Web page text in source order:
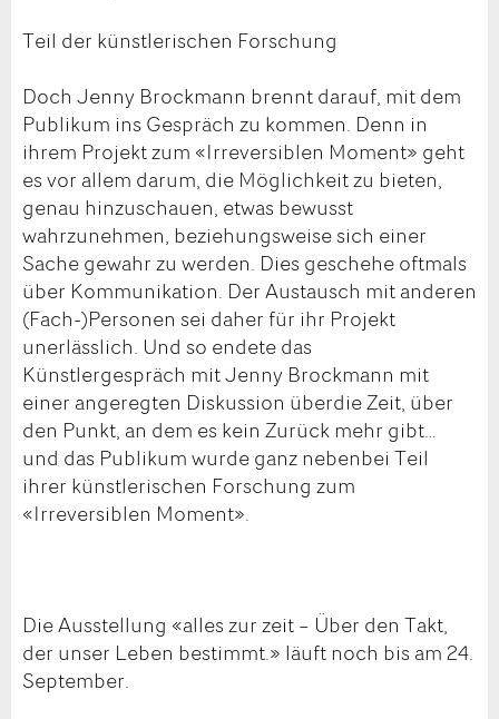
Teil der künstlerischen Forschung
Doch Jenny Brockmann brennt darauf, mit dem
Publikum ins Gespräch zu kommen. Denn in
ihrem Projekt zum «Irreversiblen Moment» geht
es vor allem darum, die Möglichkeit zu bieten,
genau hinzuschauen, etwas bewusst
wahrzunehmen, beziehungsweise sich einer
Sache gewahr zu werden. Dies geschehe oftmals
über Kommunikation. Der Austausch mit anderen
(Fach-)Personen sei daher für ihr Projekt
unerlässlich. Und so endete das
Künstlergespräch mit Jenny Brockmann mit
einer angeregten Diskussion überdie Zeit, über
den Punkt, an dem es kein Zurück mehr gibt…
und das Publikum wurde ganz nebenbei Teil
ihrer künstlerischen Forschung zum
«Irreversiblen Moment».
Die Ausstellung «alles zur zeit – Über den Takt,
der unser Leben bestimmt.» läuft noch bis am 24.
September.